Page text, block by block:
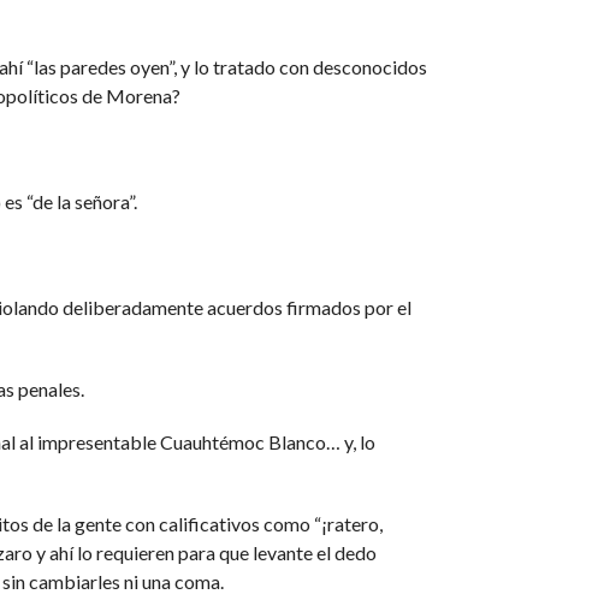
“las paredes oyen”, y lo tratado con desconocidos
de Morena?
“de la señora”.
deliberadamente acuerdos firmados por el
penales.
al impresentable Cuauhtémoc Blanco… y, lo
de la gente con calificativos como “¡ratero,
y ahí lo requieren para que levante el dedo
cambiarles ni una coma.